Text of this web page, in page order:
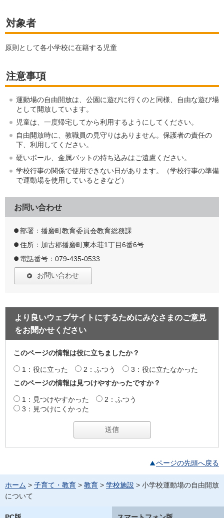
対象者
原則として各小学校に在籍する児童
注意事項
運動場の自由開放は、公園に遊びに行くのと同様、自由な遊び場
として開放しています。
児童は、一度帰宅してから利用するようにしてください。
自由開放時に、教職員の見守りはありません。保護者の責任の
下、利用してください。
硬いボール、金属バットの持ち込みはご遠慮ください。
学校行事の関係で使用できない日があります。（学校行事の準備
で運動場を使用しているときなど）
お問い合わせ
部署：播磨町教育委員会教育総務課
住所：加古郡播磨町東本荘1丁目6番6号
電話番号：079-435-0533
お問い合わせ
より良いウェブサイトにするためにみなさまのご意見
をお聞かせください
このページの情報は役に立ちましたか？
1：役に立った 2：ふつう
3：役に立たなかった
このページの情報は見つけやすかったですか？
1：見つけやすかった
2：ふつう
3：見つけにくかった
ページの先頭へ戻る
ホーム > 子育て・教育 > 教育 > 学校施設 > 小学校運動場の自由開放
について